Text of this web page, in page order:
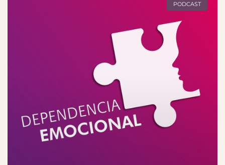
PODCAST